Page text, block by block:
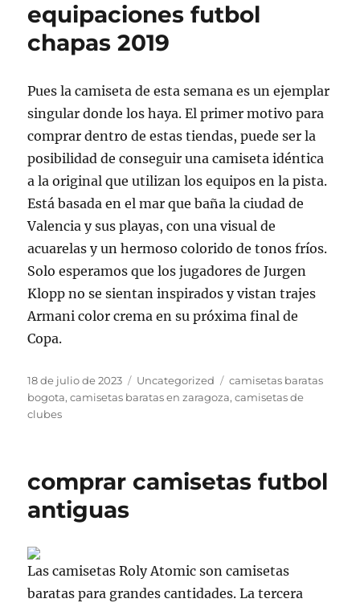
equipaciones futbol
chapas 2019
Pues la camiseta de esta semana es un ejemplar
singular donde los haya. El primer motivo para
comprar dentro de estas tiendas, puede ser la
posibilidad de conseguir una camiseta idéntica
a la original que utilizan los equipos en la pista.
Está basada en el mar que baña la ciudad de
Valencia y sus playas, con una visual de
acuarelas y un hermoso colorido de tonos fríos.
Solo esperamos que los jugadores de Jurgen
Klopp no se sientan inspirados y vistan trajes
Armani color crema en su próxima final de
Copa.
Publicado
el
18 de julio de 2023 Categorías
Uncategorized Etiquetas
camisetas baratas
bogota,camisetas baratas en zaragoza,camisetas de
clubes
comprar camisetas futbol
antiguas
Las camisetas Roly Atomic son camisetas
baratas para grandes cantidades. La tercera